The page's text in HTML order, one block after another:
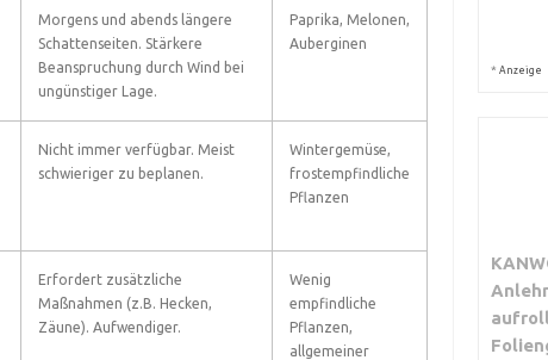
Morgens und abends längere
Schattenseiten. Stärkere
Beanspruchung durch Wind bei
ungünstiger Lage.
Paprika, Melonen,
Auberginen
Nicht immer verfügbar. Meist
schwieriger zu beplanen.
Wintergemüse,
frostempfindliche
Pflanzen
Erfordert zusätzliche
Maßnahmen (z.B. Hecken,
Zäune). Aufwendiger.
Wenig
empfindliche
Pflanzen,
allgemeiner
* Anzeige